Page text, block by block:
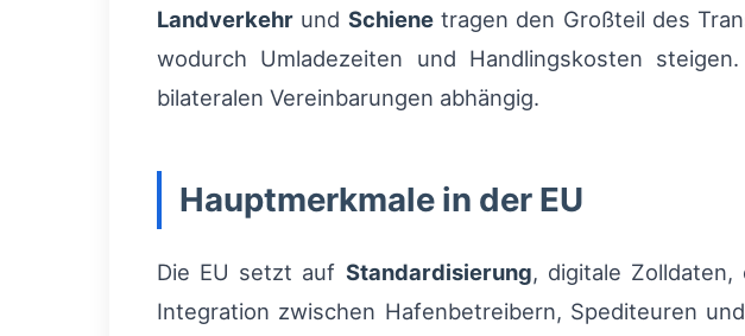
Landverkehr und Schienetragen den Großteil des
wodurch Umladezeiten und Handlingskosten steigen.
bilateralen Vereinbarungen abhängig.
Hauptmerkmale in der EU
Die EU setzt auf Standardisierung, digitale
Integration zwischen Hafenbetreibern, Spediteuren